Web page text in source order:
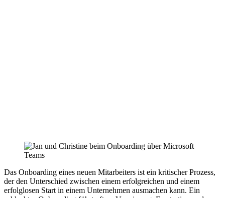
Das Onboarding eines neuen Mitarbeiters ist ein kritischer Prozess,
der den Unterschied zwischen einem erfolgreichen und einem
erfolglosen Start in einem Unternehmen ausmachen kann. Ein